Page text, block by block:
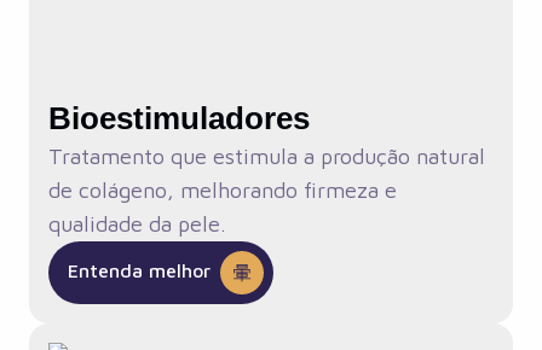
Bioestimuladores
Tratamento que estimula a produção natural
de colágeno, melhorando firmeza e
qualidade da pele.
Entenda melhor